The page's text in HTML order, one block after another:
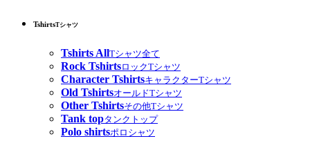
TshirtsTシャツ
Tshirts AllTシャツ全て
Rock TshirtsロックTシャツ
Character TshirtsキャラクターTシャツ
Old TshirtsオールドTシャツ
Other Tshirtsその他Tシャツ
Tank topタンクトップ
Polo shirtsポロシャツ